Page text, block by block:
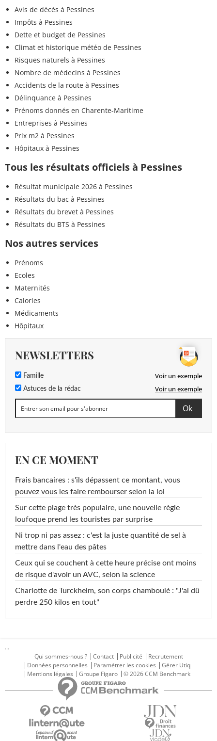
Avis de décès à Pessines
Impôts à Pessines
Dette et budget de Pessines
Climat et historique météo de Pessines
Risques naturels à Pessines
Nombre de médecins à Pessines
Accidents de la route à Pessines
Délinquance à Pessines
Prénoms donnés en Charente-Maritime
Entreprises à Pessines
Prix m2 à Pessines
Hôpitaux à Pessines
Tous les résultats officiels à Pessines
Résultat municipale 2026 à Pessines
Résultats du bac à Pessines
Résultats du brevet à Pessines
Résultats du BTS à Pessines
Nos autres services
Prénoms
Ecoles
Maternités
Calories
Médicaments
Hôpitaux
NEWSLETTERS
Famille Voir un exemple
Astuces de la rédac Voir un exemple
EN CE MOMENT
Frais bancaires : s'ils dépassent ce montant, vous
pouvez vous les faire rembourser selon la loi
Sur cette plage très populaire, une nouvelle règle
loufoque prend les touristes par surprise
Ni trop ni pas assez : c'est la juste quantité de sel à
mettre dans l'eau des pâtes
Ceux qui se couchent à cette heure précise ont moins
de risque d'avoir un AVC, selon la science
Charlotte de Turckheim, son corps chamboulé : "J'ai dû
perdre 250 kilos en tout"
...
Qui sommes-nous ?
Contact Publicité
Recrutement
Données personnelles
Paramétrer les cookies
Gérer Utiq
Mentions légales
Groupe Figaro © 2026 CCM Benchmark